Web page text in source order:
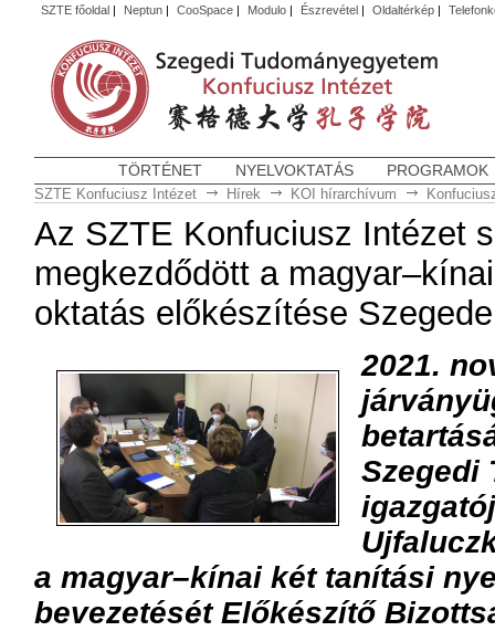
SZTE főoldal| Neptun| CooSpace| Modulo| Észrevétel| Oldaltérkép|
TÖRTÉNET NYELVOKTATÁS PROGRAMOK
SZTE Konfuciusz Intézet Hírek KOI hírarchívum
Az SZTE Konfuciusz Intézet
megkezdődött a
oktatás előkészítése
2021.
Szegedi
a magyar–kínai két tanítási
bevezetését Előkészítő